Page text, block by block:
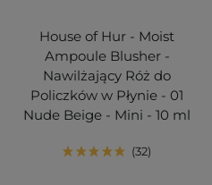
House of Hur - Moist
Ampoule Blusher -
Nawilżający Róż do
Policzków w Płynie - 01
Nude Beige - Mini - 10 ml
32